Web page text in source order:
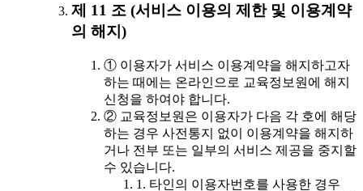
제 11 조 (서비스 이용의 제한 및 이용계약
의 해지)
① 이용자가 서비스 이용계약을 해지하고자
하는 때에는 온라인으로 교육정보원에 해지
신청을 하여야 합니다.
② 교육정보원은 이용자가 다음 각 호에 해당
하는 경우 사전통지 없이 이용계약을 해지하
거나 전부 또는 일부의 서비스 제공을 중지할
수 있습니다.
1. 타인의 이용자번호를 사용한 경우